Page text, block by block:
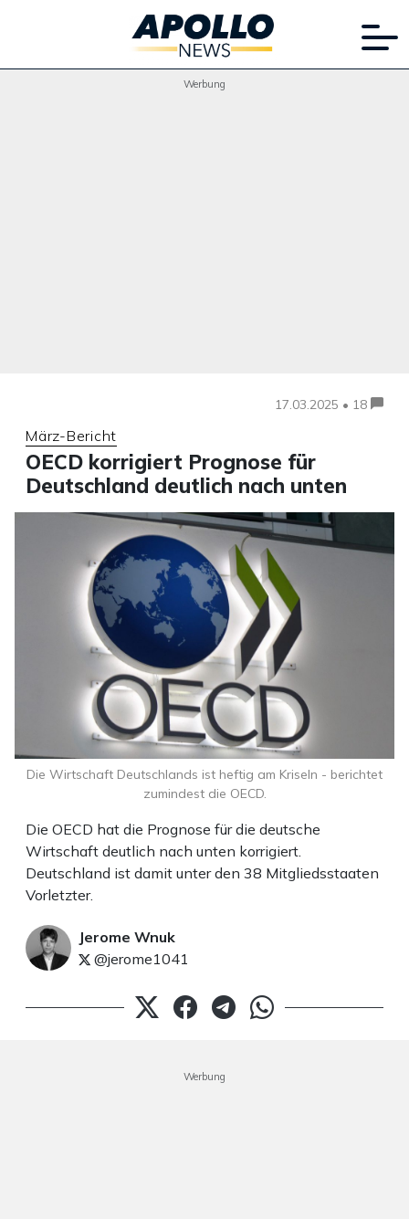
Werbung
17.03.2025 • 18
März-Bericht
OECD korrigiert Prognose für
Deutschland deutlich nach unten
Die OECD hat die Prognose für die deutsche
Wirtschaft deutlich nach unten korrigiert.
Deutschland ist damit unter den 38 Mitgliedsstaaten
Vorletzter.
Jerome Wnuk
@jerome1041
Die Wirtschaft Deutschlands ist heftig am Kriseln - berichtet
zumindest die OECD.
Werbung